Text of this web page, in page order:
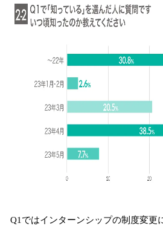
Q1ではインターンシップの制度変更